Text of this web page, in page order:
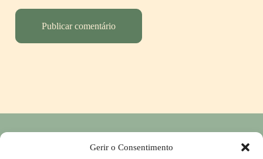
Gerir o Consentimento
Política de Privacidade―Política de Devolução e Reembolso